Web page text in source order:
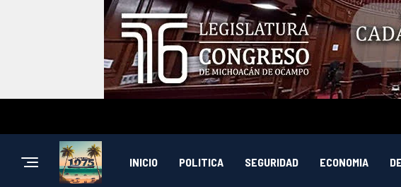
INICIO POLITICA SEGURIDAD ECONOMIA